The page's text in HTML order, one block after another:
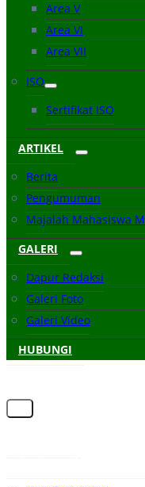
Area V
Area VI
Area VII
ISO
Sertifikat ISO
ARTIKEL
Berita
Pengumuman
Majalah Mahasiswa
GALERI
Dapur Redaksi
Galeri Foto
Galeri Video
HUBUNGI